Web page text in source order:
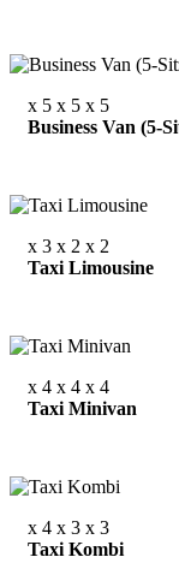
x 5 x 5 x 5
Business Van (5-
x 3 x 2 x 2
Taxi Limousine
x 4 x 4 x 4
Taxi Minivan
x 4 x 3 x 3
Taxi Kombi